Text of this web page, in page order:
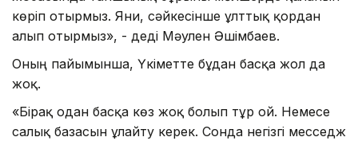
көріп отырмыз. Яғни, сәйкесінше ұлттық қордан
алып отырмыз», - деді Мәулен Әшімбаев.
Оның пайымынша, Үкіметте бұдан басқа жол да
жоқ.
«Бірақ одан басқа көз жоқ болып тұр ғой. Немесе
салық базасын ұлғайту керек. Сонда негізгі месседж